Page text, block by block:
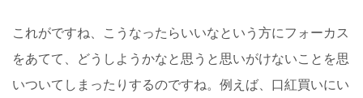
これがですね、こうなったらいいなという方にフォーカス
をあてて、どうしようかなと思うと思いがけないことを思
いついてしまったりするのですね。例えば、口紅買いにい